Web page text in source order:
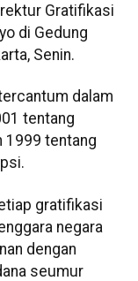
Gratifikasi
di Gedung
Senin.
dalam
tentang
1999 tentang
gratifikasi
negara
dengan
seumur